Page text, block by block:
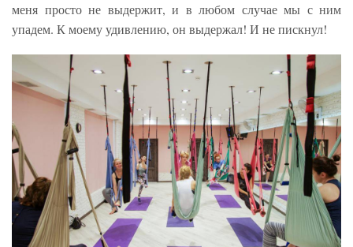
меня просто не выдержит, и в любом случае мы с ним
упадем. К моему удивлению, он выдержал! И не пискнул!